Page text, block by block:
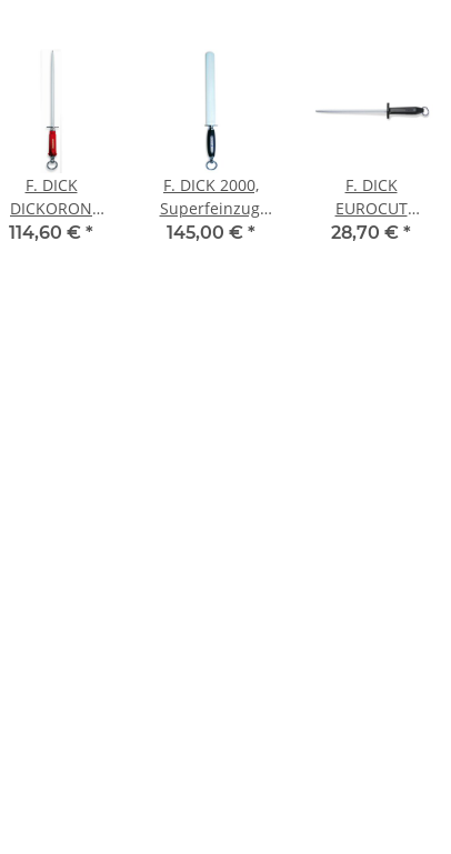
F. DICK
DICKORON
classic,
114,60 € *
F. DICK 2000,
Superfeinzug,
28cm
145,00 € *
F. DICK
EUROCUT
Wetzstahl, 30cm
28,70 € *